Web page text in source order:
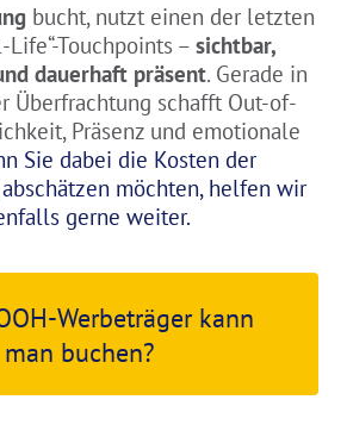
bucht, nutzt einen der letzten
Life“-Touchpoints – sichtbar,
dauerhaft präsent. Gerade in
Überfrachtung schafft Out-of-
Präsenz und emotionale
Sie dabei die Kosten der
möchten, helfen wir
gerne weiter.
Werbeträger kann
man buchen?